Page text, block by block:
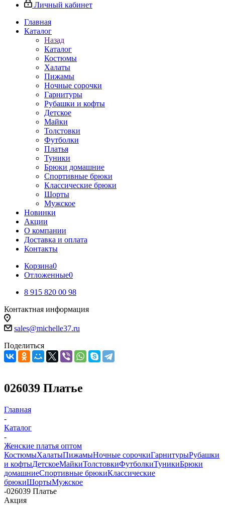
Личный кабинет
Главная
Каталог
Назад
Каталог
Костюмы
Халаты
Пижамы
Ночные сорочки
Гарнитуры
Рубашки и кофты
Детское
Майки
Толстовки
Футболки
Платья
Туники
Брюки домашние
Спортивные брюки
Классические брюки
Шорты
Мужское
Новинки
Акции
О компании
Доставка и оплата
Контакты
Корзина0
Отложенные0
8 915 820 00 98
Контактная информация
sales@michelle37.ru
Поделиться
026039 Платье
Главная
-
Каталог
-
Женские платья оптом
КостюмыХалатыПижамыНочные сорочкиГарнитурыРубашки
и кофтыДетскоеМайкиТолстовкиФутболкиТуникиБрюки
домашниеСпортивные брюкиКлассические
брюкиШортыМужское
-026039 Платье
Акция